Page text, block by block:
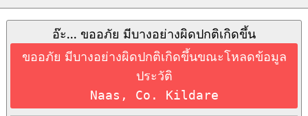
อ๊ะ... ขออภัย มีบางอย่างผิดปกติเกิดขึ้น
ขออภัย มีบางอย่างผิดปกติเกิดขึ้นขณะโหลดข้อมูล
ประวัติ
Naas, Co. Kildare